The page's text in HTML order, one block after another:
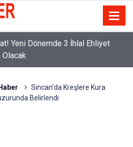
Yeni Dönemde 3 İhlal Ehliyet
Olacak
Sincan’da Kreşlere Kura
Belirlendi